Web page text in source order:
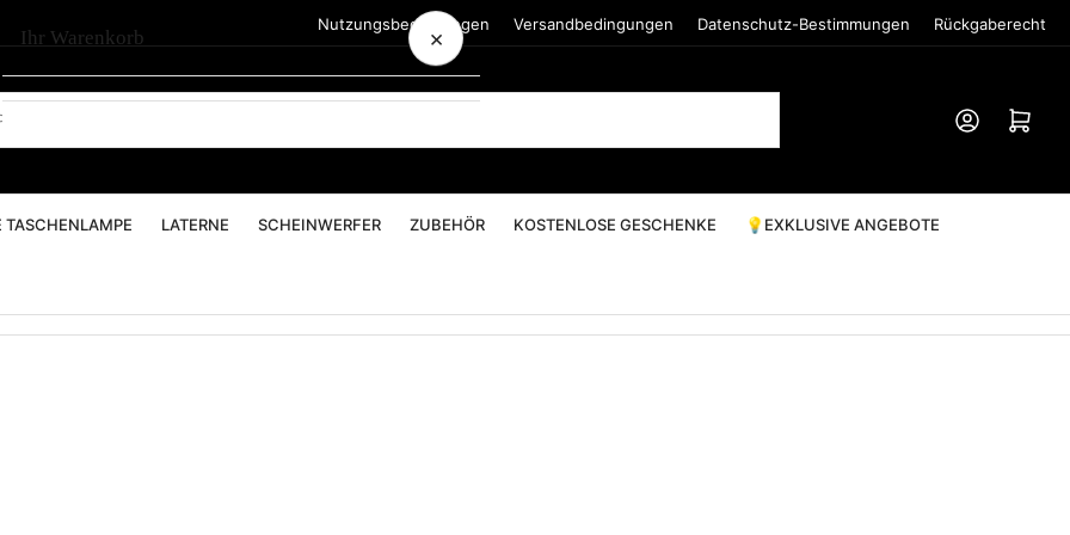
Nutzungsbedingungen Versandbedingungen Datenschutz-Bestimmungen Rückgaberecht
Anmelden
Mini-Warenkorb
TASCHENLAMPE LATERNE SCHEINWERFER ZUBEHÖR KOSTENLOSE GESCHENKE 💡EXKLUSIVE ANGEBOTE
Ihr Warenkorb ×